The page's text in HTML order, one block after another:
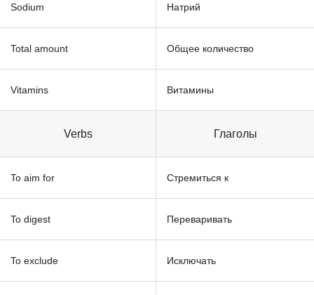
Sodium Натрий
Total amount Общее количество
Vitamins Витамины
Verbs Глаголы
To aim for Стремиться к
To digest Переваривать
To exclude Исключать